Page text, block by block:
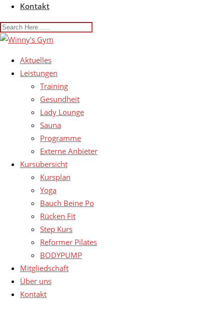
Kontakt
Aktuelles
Leistungen
Training
Gesundheit
Lady Lounge
Sauna
Programme
Externe Anbieter
Kursübersicht
Kursplan
Yoga
Bauch Beine Po
Rücken Fit
Step Kurs
Reformer Pilates
BODYPUMP
Mitgliedschaft
Über uns
Kontakt